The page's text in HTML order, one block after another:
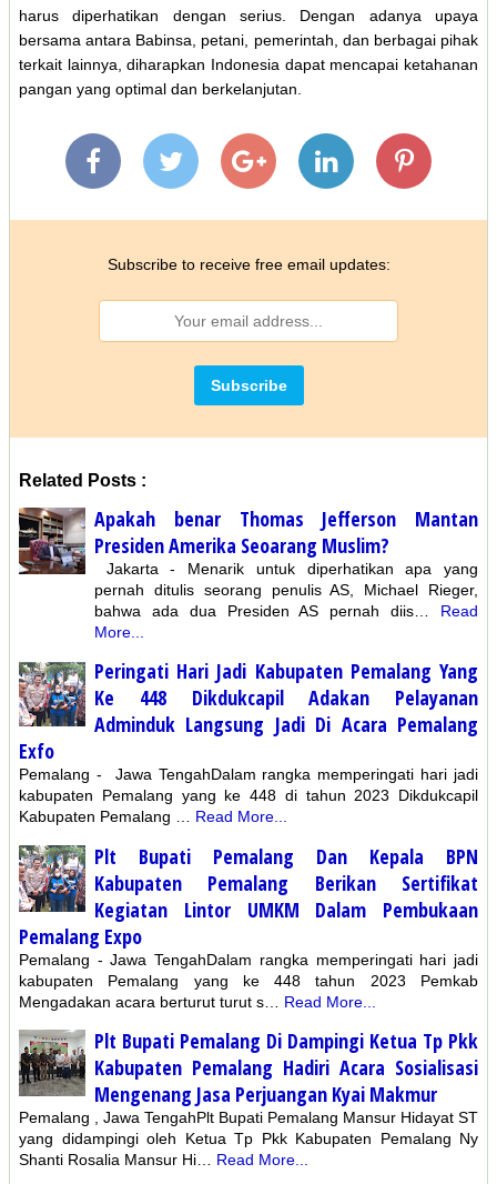
harus diperhatikan dengan serius. Dengan adanya upaya
bersama antara Babinsa, petani, pemerintah, dan berbagai pihak
terkait lainnya, diharapkan Indonesia dapat mencapai ketahanan
pangan yang optimal dan berkelanjutan.
Subscribe to receive free email updates:
Related Posts :
Apakah benar Thomas Jefferson Mantan
Presiden Amerika Seoarang Muslim?
Jakarta - Menarik untuk diperhatikan apa yang
pernah ditulis seorang penulis AS, Michael Rieger,
bahwa ada dua Presiden AS pernah diis…
Read
More...
Peringati Hari Jadi Kabupaten Pemalang Yang
Ke 448 Dikdukcapil Adakan Pelayanan
Adminduk Langsung Jadi Di Acara Pemalang
Exfo
Pemalang - Jawa TengahDalam rangka memperingati hari jadi
kabupaten Pemalang yang ke 448 di tahun 2023 Dikdukcapil
Kabupaten Pemalang … Read More...
Plt Bupati Pemalang Dan Kepala BPN
Kabupaten Pemalang Berikan Sertifikat
Kegiatan Lintor UMKM Dalam Pembukaan
Pemalang Expo
Pemalang - Jawa TengahDalam rangka memperingati hari jadi
kabupaten Pemalang yang ke 448 tahun 2023 Pemkab
Mengadakan acara berturut turut s…
Read More...
Plt Bupati Pemalang Di Dampingi Ketua Tp Pkk
Kabupaten Pemalang Hadiri Acara Sosialisasi
Mengenang Jasa Perjuangan Kyai Makmur
Pemalang , Jawa TengahPlt Bupati Pemalang Mansur Hidayat ST
yang didampingi oleh Ketua Tp Pkk Kabupaten Pemalang Ny
Shanti Rosalia Mansur Hi… Read More...